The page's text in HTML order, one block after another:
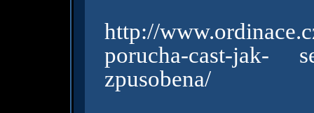
http://
porucha-cast-jak-
zpusobena/